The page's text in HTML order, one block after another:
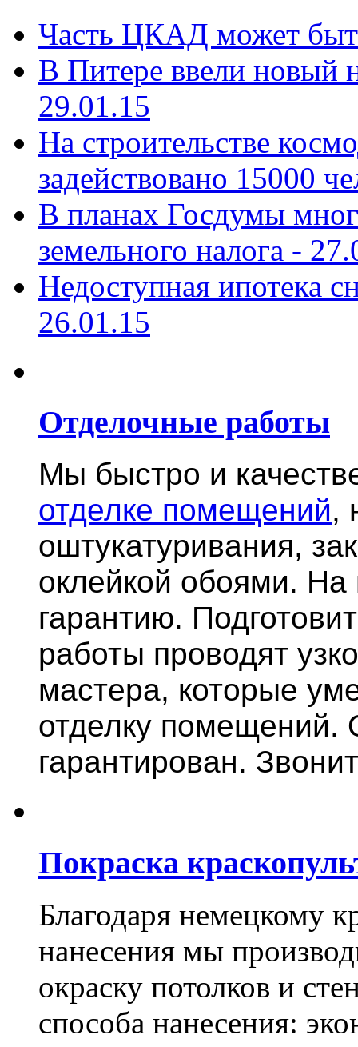
Часть ЦКАД может
В Питере ввели новый
29.01.15
На строительстве
задействовано 15000
В планах Госдумы
земельного налога -
Недоступная ипотека
26.01.15
Отделочные работы
Мы быстро и
отделке помещений,
оштукатуривания,
оклейкой обоями.
гарантию.
работы проводят
мастера, которые
отделку помещений.
гарантирован.
Покраска
Благодаря немецкому
нанесения мы
окраску потолков и
способа нанесения: